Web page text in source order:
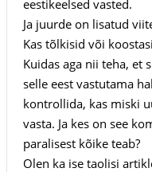
eestikeelsed vasted.
Ja juurde on lisatud
Kas tõlkisid või
Kuidas aga nii teha, et
selle eest vastutama
kontrollida, kas miski
vasta. Ja kes on see
paralisest kõike teab?
Olen ka ise taolisi